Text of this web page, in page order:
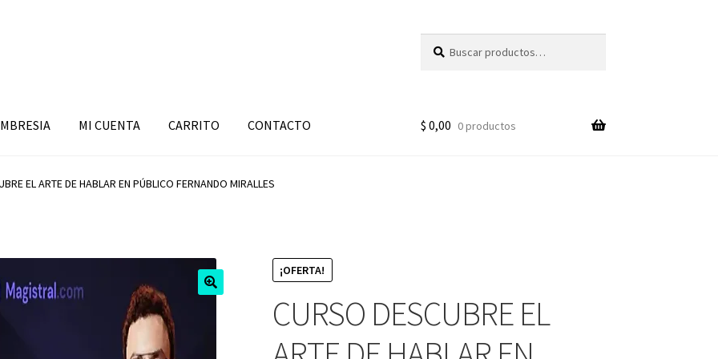
por:
MI CUENTA CARRITO CONTACTO $ 0,00 0 productos
EL ARTE DE HABLAR EN PÚBLICO FERNANDO MIRALLES
¡OFERTA!
CURSO DESCUBRE EL